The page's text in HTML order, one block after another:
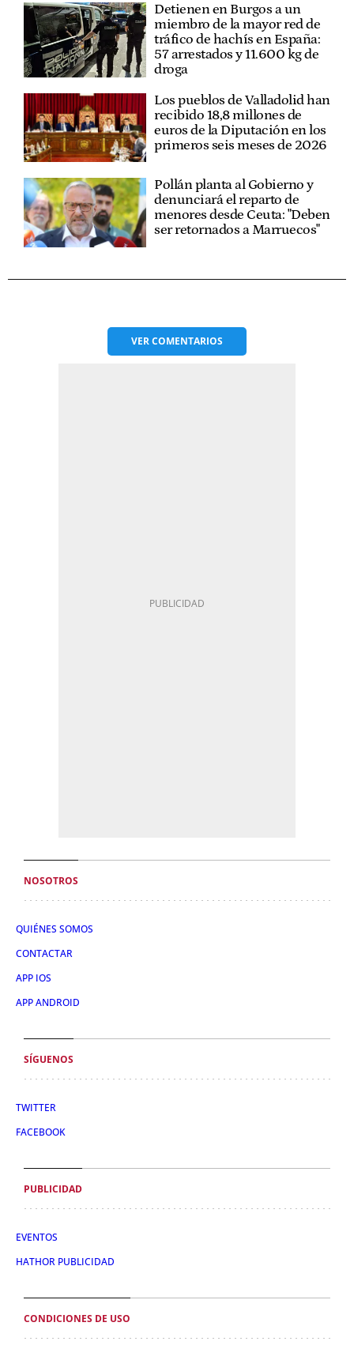
Detienen en Burgos a un
miembro de la mayor red de
tráfico de hachís en España:
57 arrestados y 11.600 kg de
droga
Los pueblos de Valladolid han
recibido 18,8 millones de
euros de la Diputación en los
primeros seis meses de 2026
Pollán planta al Gobierno y
denunciará el reparto de
menores desde Ceuta: "Deben
ser retornados a Marruecos"
VERCOMENTARIOS
NOSOTROS
QUIÉNES SOMOS
CONTACTAR
APP IOS
APP ANDROID
SÍGUENOS
TWITTER
FACEBOOK
PUBLICIDAD
EVENTOS
HATHOR PUBLICIDAD
CONDICIONES DE USO